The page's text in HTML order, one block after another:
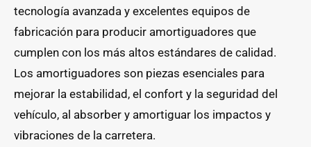
tecnología avanzada y excelentes equipos de
fabricación para producir amortiguadores que
cumplen con los más altos estándares de calidad.
Los amortiguadores son piezas esenciales para
mejorar la estabilidad, el confort y la seguridad del
vehículo, al absorber y amortiguar los impactos y
vibraciones de la carretera.